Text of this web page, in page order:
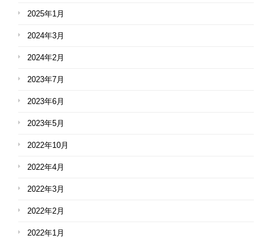
2025年1月
2024年3月
2024年2月
2023年7月
2023年6月
2023年5月
2022年10月
2022年4月
2022年3月
2022年2月
2022年1月